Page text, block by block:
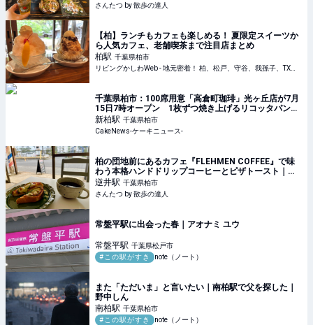
さんたつ by 散歩の達人
【柏】ランチもカフェも楽しめる！ 夏限定スイーツか
ら人気カフェ、老舗喫茶まで注目店まとめ
柏駅 千葉県柏市
千葉県柏市：100席用意「高倉町珈琲」光ヶ丘店が7月
15日7時オープン 1枚ずつ焼き上げるリコッタパンケ
ーキなど展開
新柏駅 千葉県柏市
CakeNews-ケーキニュース-
柏の団地前にあるカフェ『FLEHMEN COFFEE』で味
わう本格ハンドドリップコーヒーとピザトースト｜さ
んたつ by 散歩の達人
逆井駅 千葉県柏市
さんたつ by 散歩の達人
常盤平駅に出会った春｜アオナミ ユウ
常盤平駅 千葉県松戸市
#この駅がすき
note（ノート）
また「ただいま」と言いたい｜南柏駅で父を探した｜
野中しん
南柏駅 千葉県柏市
#この駅がすき
note（ノート）